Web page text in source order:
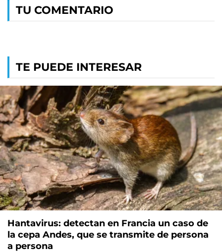
TU COMENTARIO
TE PUEDE INTERESAR
Hantavirus: detectan en Francia un caso de
la cepa Andes, que se transmite de persona
a persona